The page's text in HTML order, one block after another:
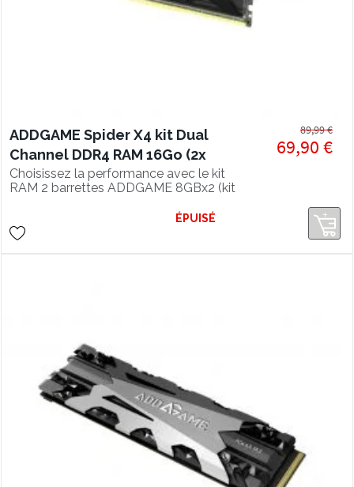
ADDGAME Spider X4 kit Dual
Channel DDR4 RAM 16Go (2x
8Go) 3200Mhz CL16 RGB
Choisissez la performance avec le kit
RAM 2 barrettes ADDGAME 8GBx2 (kit
69,90 €
89,99 €
ÉPUISÉ